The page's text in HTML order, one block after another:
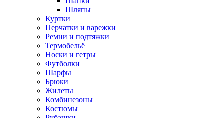
Шляпы
Куртки
Перчатки и варежки
Ремни и подтяжки
Термобельё
Носки и гетры
Футболки
Шарфы
Брюки
Жилеты
Комбинезоны
Костюмы